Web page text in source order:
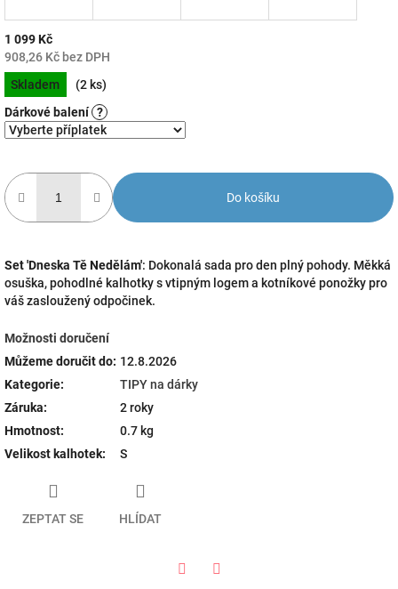
1 099 Kč
908,26 Kč bez DPH
Měrná
cena:
Skladem
(2 ks)
Dárkové balení ?
Do košíku
Set 'Dneska Tě Nedělám': Dokonalá sada pro den plný pohody. Měkká
osuška, pohodlné kalhotky s vtipným logem a kotníkové ponožky pro
váš zasloužený odpočinek.
Možnosti doručení
Můžeme doručit do: 12.8.2026
Kategorie:
TIPY na dárky
Záruka:
2 roky
Hmotnost:
0.7 kg
Velikost kalhotek: S
ZEPTAT SE HLÍDAT